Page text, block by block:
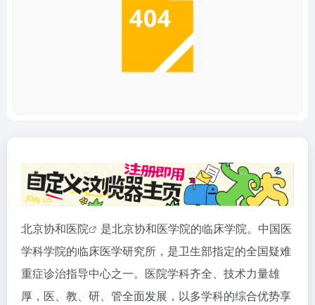
北京协和医院
是北京协和医学院的临床学院。中国医
学科学院的临床医学研究所，是卫生部指定的全国疑难
重症诊治指导中心之一。医院学科齐全、技术力量雄
厚，医、教、研、管全面发展，以多学科的综合优势享